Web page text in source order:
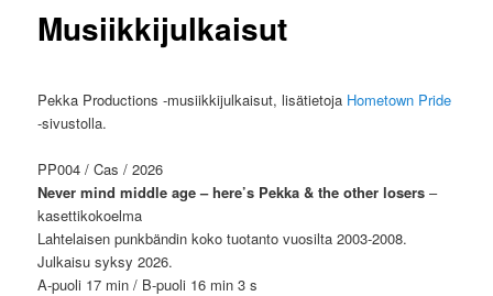
Musiikkijulkaisut
Pekka Productions -musiikkijulkaisut, lisätietoja Hometown Pride
-sivustolla.
PP004 / Cas / 2026
Never mind middle age – here’s Pekka & the other losers–
kasettikokoelma
Lahtelaisen punkbändin koko tuotanto vuosilta 2003-2008.
Julkaisu syksy 2026.
A-puoli 17 min / B-puoli 16 min 3 s